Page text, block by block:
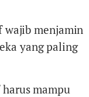
wajib menjamin
yang paling
mampu